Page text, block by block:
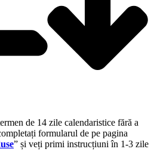
de 14 zile calendaristice fără a
formularul de pe pagina
” și veți primi instrucțiuni în 1-3 zile